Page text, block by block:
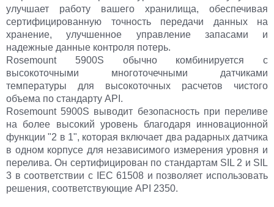
улучшает работу вашего хранилища, обеспечивая
сертифицированную точность передачи данных на
хранение, улучшенное управление запасами и
надежные данные контроля потерь.
Rosemount 5900S обычно комбинируется с
высокоточными многоточечными датчиками
температуры для высокоточных расчетов чистого
объема по стандарту API.
Rosemount 5900S выводит безопасность при переливе
на более высокий уровень благодаря инновационной
функции "2 в 1", которая включает два радарных датчика
в одном корпусе для независимого измерения уровня и
перелива. Он сертифицирован по стандартам SIL 2 и SIL
3 в соответствии с IEC 61508 и позволяет использовать
решения, соответствующие API 2350.